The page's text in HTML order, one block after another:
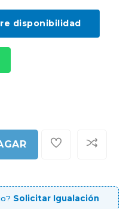
disponibilidad
Solicitar Igualación